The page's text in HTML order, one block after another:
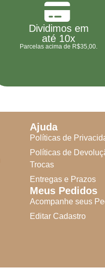
Dividimos em
até 10x
Parcelas acima de R$35,00.
Ajuda
Políticas de
Políticas de
Trocas
Entregas e Prazos
Meus Pedidos
Acompanhe seus
Editar Cadastro